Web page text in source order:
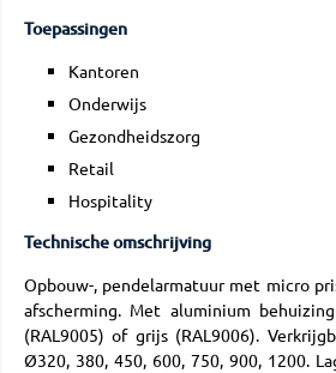
Toepassingen
Kantoren
Onderwijs
Gezondheidszorg
Retail
Hospitality
Technische omschrijving
Opbouw-, pendelarmatuur met micro
afscherming. Met aluminium
(RAL9005) of grijs (RAL9006).
Ø320, 380, 450, 600, 750, 900, 1200.